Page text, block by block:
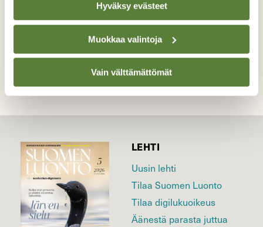
Hyväksy evästeet
Muokkaa valintoja
Vain välttämättömät
TAKAISIN LISTAAN
LEHTI
Uusin lehti
Tilaa Suomen Luonto
Tilaa digilukuoikeus
Äänestä parasta juttua